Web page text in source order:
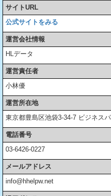
サイトURL
公式サイトをみる
運営会社情報
HLデータ
運営責任者
小林優
運営所在地
東京都豊島区池袋3-34-7 ビジネス
電話番号
03-6426-0227
メールアドレス
info@hhelpw.net